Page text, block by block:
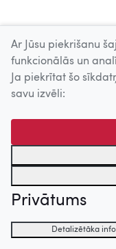
Ar Jūsu piekrišanu
funkcionālās un
Ja piekrītat šo
savu izvēli:
Privātums
Detalizētāka